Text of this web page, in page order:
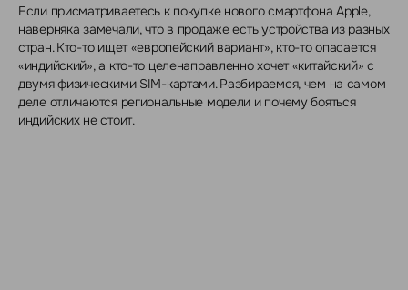
Если присматриваетесь к покупке нового смартфона Apple,
наверняка замечали, что в продаже есть устройства из разных
стран. Кто-то ищет «европейский вариант», кто-то опасается
«индийский», а кто-то целенаправленно хочет «китайский» с
двумя физическими SIM-картами. Разбираемся, чем на самом
деле отличаются региональные модели и почему бояться
индийских не стоит.